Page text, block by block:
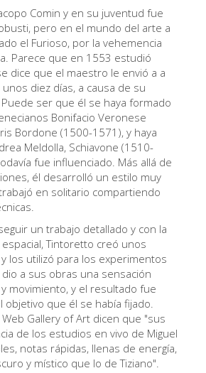
del Bargello
de la Academia
Palatina
de los Medici
de San Marcos
Arqueológico
de las Piedras Duras
Galileo
de Boboli
Torre de Arnolfo
de Vasari
Vecchio
Maria Novella
Croce
ahora
Comin y en su juventud fue
pero en el mundo del arte a
el Furioso, por la vehemencia
Parece que en 1553 estudió
dice que el maestro le envió a a
diez días, a causa de su
ser que él se haya formado
Bonifacio Veronese
Bordone (1500-1571), y haya
Meldolla, Schiavone (1510-
fue influenciado. Más allá de
él desarrolló un estilo muy
en solitario compartiendo
un trabajo detallado y con la
Tintoretto creó unos
los utilizó para los experimentos
a sus obras una sensación
movimiento, y el resultado fue
objetivo que él se había fijado.
Gallery of Art dicen que "sus
de los estudios en vivo de Miguel
notas rápidas, llenas de energía,
y místico que lo de Tiziano".